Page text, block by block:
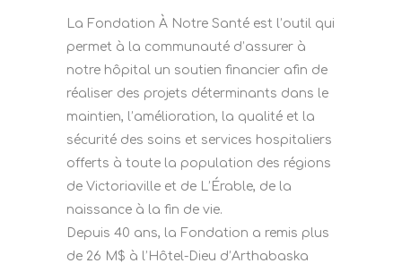
La Fondation À Notre Santé est l’outil qui
permet à la communauté d’assurer à
notre hôpital un soutien financier afin de
réaliser des projets déterminants dans le
maintien, l’amélioration, la qualité et la
sécurité des soins et services hospitaliers
offerts à toute la population des régions
de Victoriaville et de L’Érable, de la
naissance à la fin de vie.
Depuis 40 ans, la Fondation a remis plus
de 26 M$ à l’Hôtel-Dieu d’Arthabaska